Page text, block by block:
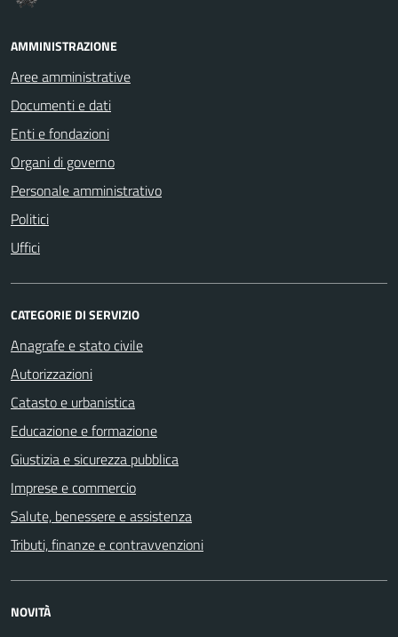
AMMINISTRAZIONE
Aree amministrative
Documenti e dati
Enti e fondazioni
Organi di governo
Personale amministrativo
Politici
Uffici
CATEGORIE DI SERVIZIO
Anagrafe e stato civile
Autorizzazioni
Catasto e urbanistica
Educazione e formazione
Giustizia e sicurezza pubblica
Imprese e commercio
Salute, benessere e assistenza
Tributi, finanze e contravvenzioni
NOVITÀ